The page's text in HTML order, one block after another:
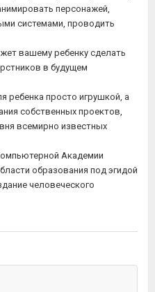
персонажей,
системами, проводить
вашему ребенку сделать
в будущем
ребенка просто игрушкой, а
собственных проектов,
всемирно известных
Академии
образования под эгидой
человеческого